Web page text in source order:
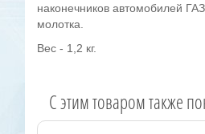
наконечников автомобилей
молотка.
Вес - 1,2 кг.
C этим товаром также